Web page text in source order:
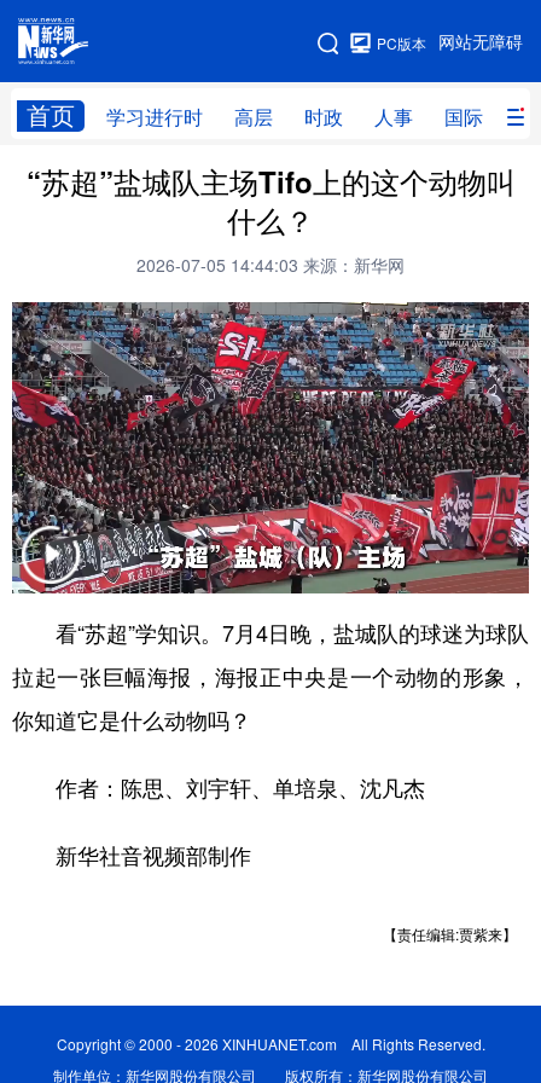
网站无障碍
PC版本
首页 学习进行时 高层 时政 人事 国际 财
网站地图
学习进行时 高层 时政 人事
科技 科创 量子 体育
文化 书画 健康 军事
访谈 视频 图片 政务
法律 中央文件 金融 汽车
食品 人居 信息化 数字经济
学术中国 乡村振兴 银龄 溯源中国
城市 旅游 能源 会展
彩票 娱乐 时尚 悦读
文化产业
山西
浙江 安徽
“苏超”盐城队主场Tifo上的这个动物叫
什么？
2026-07-05 14:44:03 来源：新华网
看“苏超”学知识。7月4日晚，盐城队的球迷为球队
拉起一张巨幅海报，海报正中央是一个动物的形象，
你知道它是什么动物吗？
作者：陈思、刘宇轩、单培泉、沈凡杰
新华社音视频部制作
【责任编辑:贾紫来】
Copyright © 2000 - 2026 XINHUANET.com All Rights Reserved.
制作单位：新华网股份有限公司 版权所有：新华网股份有限公司